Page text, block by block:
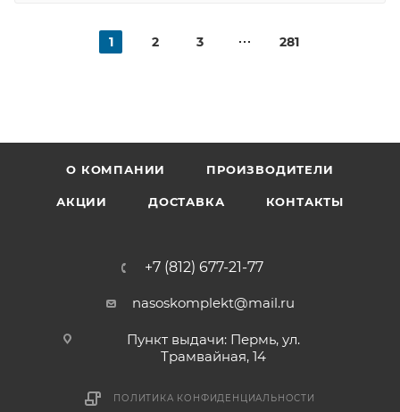
1 2 3 281
О КОМПАНИИ ПРОИЗВОДИТЕЛИ
АКЦИИ ДОСТАВКА КОНТАКТЫ
+7 (812) 677-21-77
nasoskomplekt@mail.ru
Пункт выдачи: Пермь, ул.
Трамвайная, 14
ПОЛИТИКА КОНФИДЕНЦИАЛЬНОСТИ